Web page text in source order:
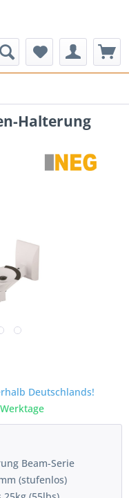
Halterung
Deutschlands!
Beam-Serie
(stufenlos)